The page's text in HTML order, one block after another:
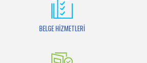
BELGE HİZMETLERİ